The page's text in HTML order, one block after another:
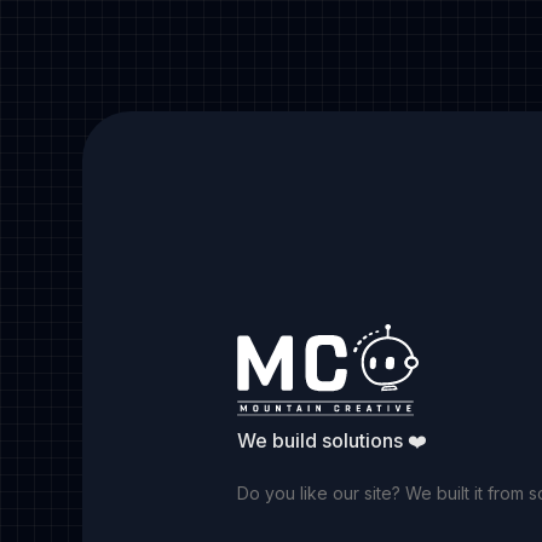
We build solutions ❤️
Do you like our site? We built it from